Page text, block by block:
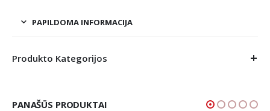
PAPILDOMA INFORMACIJA
Produkto Kategorijos
PANAŠŪS PRODUKTAI